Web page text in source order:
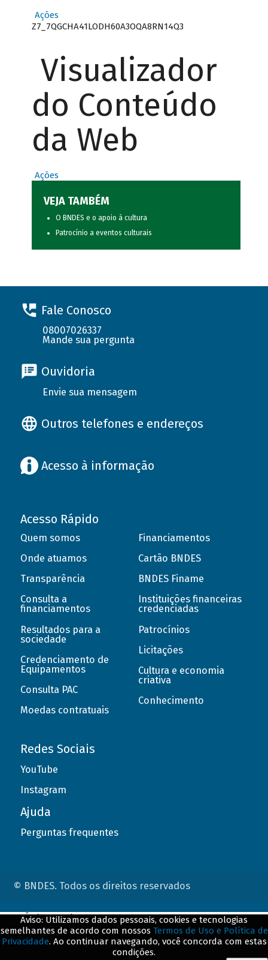
Ações
Z7_7QGCHA41LODH60A3OQA8RN14Q3
Visualizador
do Conteúdo
da Web
Ações
VEJA TAMBÉM
O BNDES e o apoio à cultura
Patrocínio a eventos culturais
Fale Conosco
08007026337
Mande sua pergunta
Ouvidoria
Envie sua mensagem
Outros telefones e endereços
Acesso à informação
Acesso Rápido
Quem somos
Onde atuamos
Transparência
Consulta a
financiamentos
Resultados para a
sociedade
Credenciamento de
Equipamentos
Consulta PAC
Moedas contratuais
Financiamentos
Cartão BNDES
BNDES Finame
Instituições financeiras
credenciadas
Patrocínios
Licitações
Cultura e economia
criativa
Conhecimento
Redes Sociais
YouTube
Instagram
Ajuda
Perguntas frequentes
© BNDES. Todos os direitos reservados
Aviso: Utilizamos dados pessoais, cookies e tecnologias
semelhantes de acordo com nossos Termos de Uso e Política de
Privacidade. Ao continuar navegando, você concorda com estas
condições.
ConteÃºdo complementar
${title}${badge}